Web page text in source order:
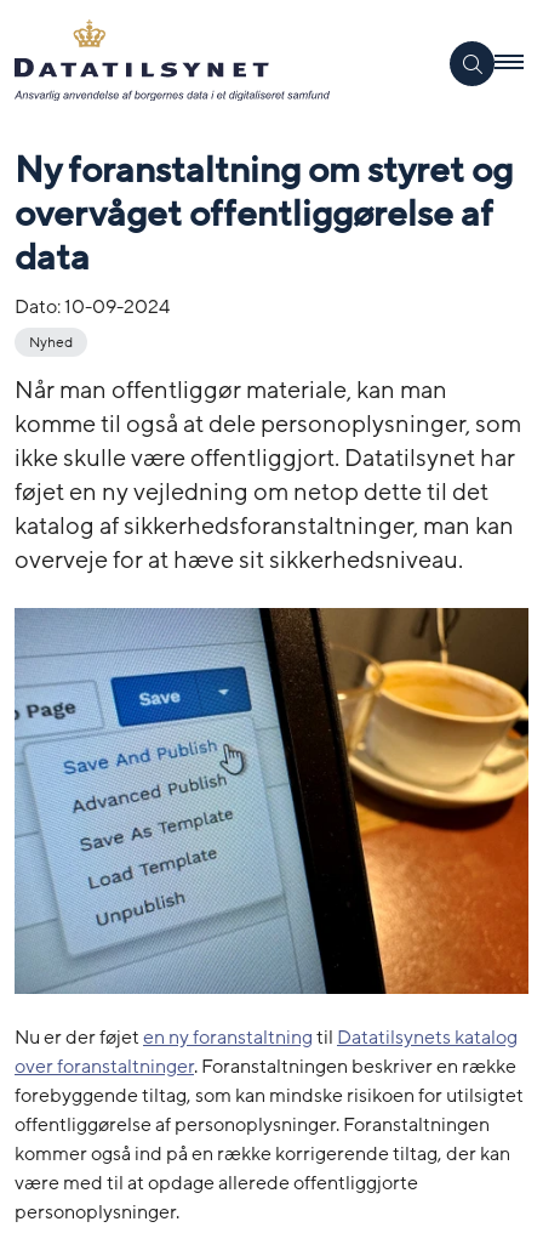
Ny foranstaltning om styret og
overvåget offentliggørelse af
data
Dato:10-09-2024
Nyhed
Når man offentliggør materiale, kan man
komme til også at dele personoplysninger, som
ikke skulle være offentliggjort. Datatilsynet har
føjet en ny vejledning om netop dette til det
katalog af sikkerhedsforanstaltninger, man kan
overveje for at hæve sit sikkerhedsniveau.
Nu er der føjeten ny foranstaltningtil Datatilsynets katalog
over foranstaltninger. Foranstaltningen beskriver en række
forebyggende tiltag, som kan mindske risikoen for utilsigtet
offentliggørelse af personoplysninger. Foranstaltningen
kommer også ind på en række korrigerende tiltag, der kan
være med til at opdage allerede offentliggjorte
personoplysninger.